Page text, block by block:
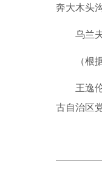
奔大木头
乌兰
（根
王逸
古自治区